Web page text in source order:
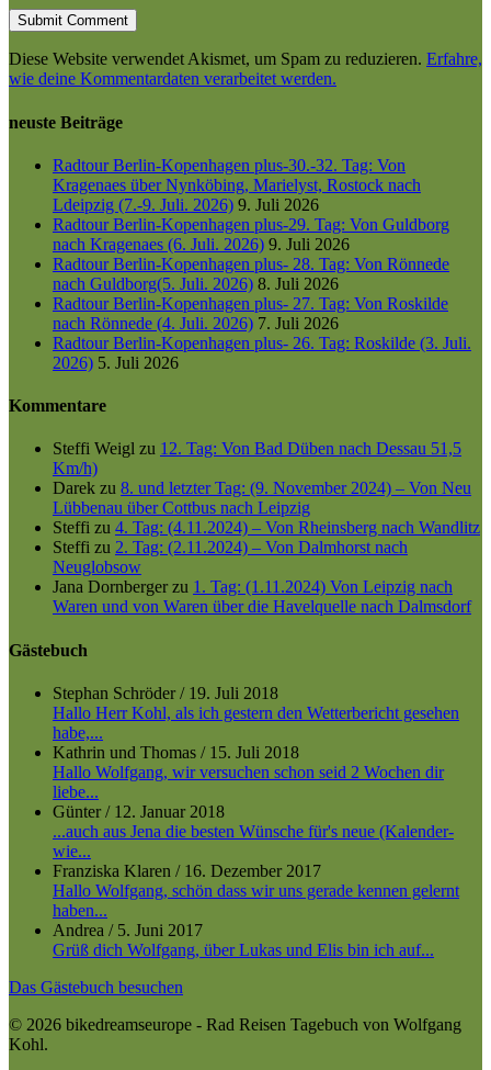
Diese Website verwendet Akismet, um Spam zu reduzieren. Erfahre,
wie deine Kommentardaten verarbeitet werden.
neuste Beiträge
Radtour Berlin-Kopenhagen plus-30.-32. Tag: Von
Kragenaes über Nynköbing, Marielyst, Rostock nach
Ldeipzig (7.-9. Juli. 2026) 9. Juli 2026
Radtour Berlin-Kopenhagen plus-29. Tag: Von Guldborg
nach Kragenaes (6. Juli. 2026) 9. Juli 2026
Radtour Berlin-Kopenhagen plus- 28. Tag: Von Rönnede
nach Guldborg(5. Juli. 2026) 8. Juli 2026
Radtour Berlin-Kopenhagen plus- 27. Tag: Von Roskilde
nach Rönnede (4. Juli. 2026) 7. Juli 2026
Radtour Berlin-Kopenhagen plus- 26. Tag: Roskilde (3. Juli.
2026) 5. Juli 2026
Kommentare
Steffi Weigl zu 12. Tag: Von Bad Düben nach Dessau 51,5
Km/h)
Darek zu 8. und letzter Tag: (9. November 2024) – Von Neu
Lübbenau über Cottbus nach Leipzig
Steffi zu 4. Tag: (4.11.2024) – Von Rheinsberg nach Wandlitz
Steffi zu 2. Tag: (2.11.2024) – Von Dalmhorst nach
Neuglobsow
Jana Dornbergerzu 1. Tag: (1.11.2024) Von Leipzig nach
Waren und von Waren über die Havelquelle nach Dalmsdorf
Gästebuch
Stephan Schröder/ 19. Juli 2018
Hallo Herr Kohl, als ich gestern den Wetterbericht gesehen
habe,...
Kathrin und Thomas / 15. Juli 2018
Hallo Wolfgang, wir versuchen schon seid 2 Wochen dir
liebe...
Günter/ 12. Januar 2018
...auch aus Jena die besten Wünsche für's neue (Kalender-
wie...
Franziska Klaren / 16. Dezember 2017
Hallo Wolfgang, schön dass wir uns gerade kennen gelernt
haben...
Andrea / 5. Juni 2017
Grüß dich Wolfgang, über Lukas und Elis bin ich auf...
Das Gästebuch besuchen
© 2026 bikedreamseurope - Rad Reisen Tagebuch von Wolfgang
Kohl.